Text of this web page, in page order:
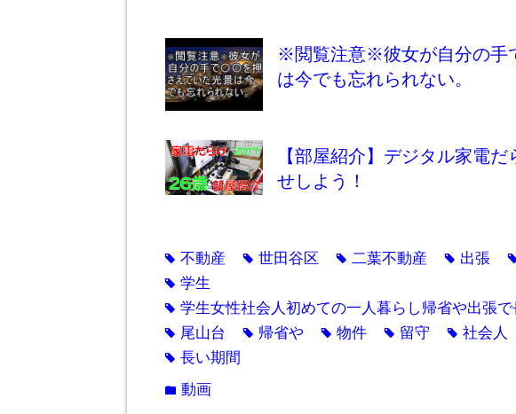
※閲覧注意※彼女が自分の手
は今でも忘れられない。
【部屋紹介】デジタル家電
せしよう！
tag 不動産 tag 世田谷区 tag 二葉不動産 tag 出張
tag 学生
tag 学生女性社会人初めての一人暮らし帰省や出張
tag 尾山台 tag 帰省や tag 物件 tag 留守 tag 社会人
tag 長い期間
folder 動画